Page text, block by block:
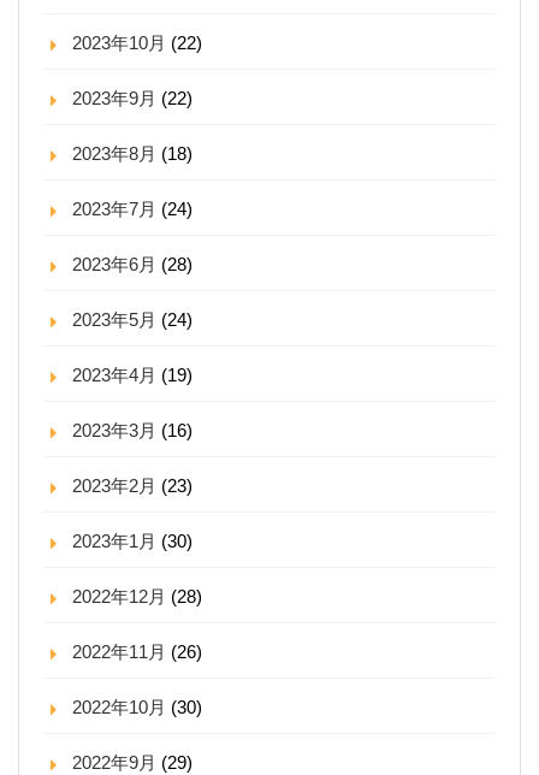
2023年10月 (22)
2023年9月 (22)
2023年8月 (18)
2023年7月 (24)
2023年6月 (28)
2023年5月 (24)
2023年4月 (19)
2023年3月 (16)
2023年2月 (23)
2023年1月 (30)
2022年12月 (28)
2022年11月 (26)
2022年10月 (30)
2022年9月 (29)